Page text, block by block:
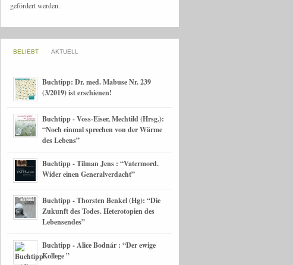
gefördert werden.
BELIEBT AKTUELL
Buchtipp: Dr. med. Mabuse Nr. 239
(3/2019) ist erschienen!
Buchtipp - Voss-Eiser, Mechtild (Hrsg.):
“Noch einmal sprechen von der Wärme
des Lebens”
Buchtipp - Tilman Jens : “Vatermord.
Wider einen Generalverdacht”
Buchtipp - Thorsten Benkel (Hg): “Die
Zukunft des Todes. Heterotopien des
Lebensendes”
Buchtipp - Alice Bodnár : “Der ewige
Kollege ”